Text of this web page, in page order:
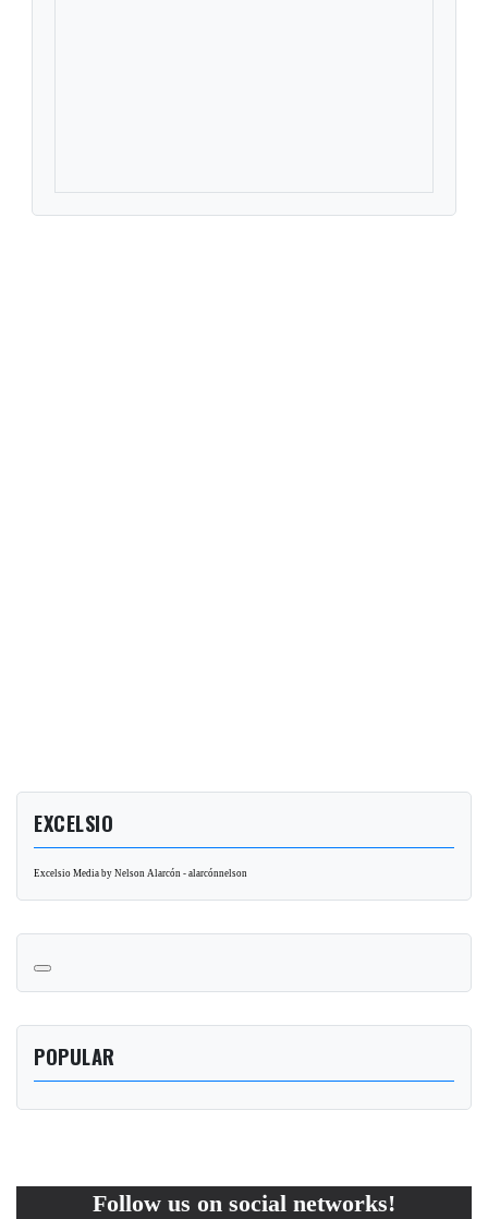
EXCELSIO
Excelsio Media by Nelson Alarcón - alarcónnelson
POPULAR
Follow us on social networks!